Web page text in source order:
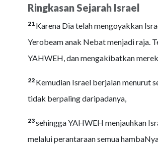
Ringkasan Sejarah Israel
21 Karena Dia telah mengoyakkan
Yerobeam anak Nebat menjadi raja.
YAHWEH, dan mengakibatkan
22 Kemudian Israel berjalan menurut
tidak berpaling daripadanya,
23sehingga YAHWEH menjauhkan
melalui perantaraan semua